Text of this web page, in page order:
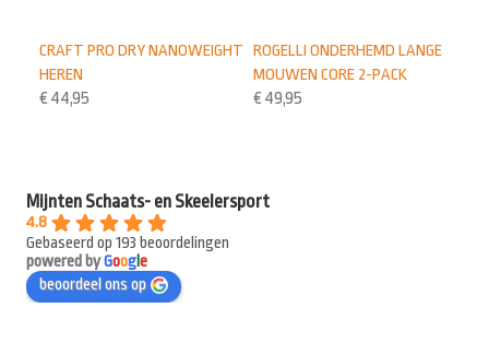
ROGELLI ONDERHEMD LANGE
MOUWEN CORE 2-PACK
€ 49,95
CRAFT PRO DRY NANOWEIGHT
HEREN
€ 44,95
Mijnten Schaats- en Skeelersport
4.8
Gebaseerd op 193 beoordelingen
powered byGooge
beoordeel ons op